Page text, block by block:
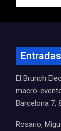
El Brunch
macro-
Barcelona 7,
Rosario,